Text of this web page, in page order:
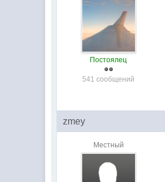
Постоялец
541 сообщений
zmey
Местный